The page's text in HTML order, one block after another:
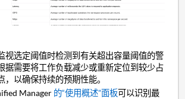
视选定阈值时检测到有关超出容量阈值的警
据需要将工作负载减少或重新定位到较少占
，以确保持续的预期性能。
Manager 的“使用概述”面板可以识别最